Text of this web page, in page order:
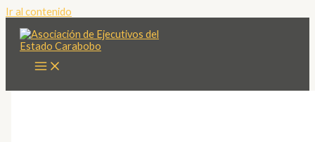
Ir al contenido